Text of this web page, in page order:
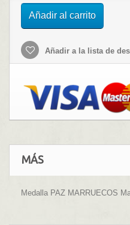
Añadir al carrito
Añadir a la lista de
MÁS
Medalla PAZ MARRUECOS